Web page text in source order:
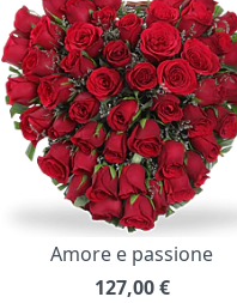
Amore e passione
127,00 €